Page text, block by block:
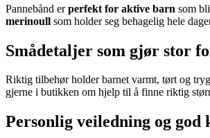
Pannebånd erperfekt for aktive barn som
merinoull som holder seg behagelig hele
Smådetaljer som gjør stor
Riktig tilbehør holder barnet varmt, tørt og
gjerne i butikken om hjelp til å finne riktig
Personlig veiledning og god